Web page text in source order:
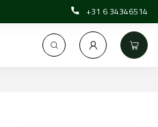
+31 6 34346514